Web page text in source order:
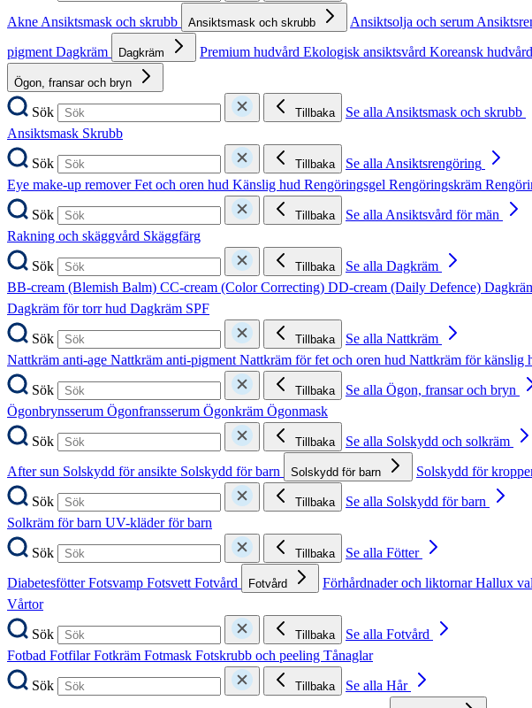
Akne Ansiktsmask och skrubb Ansiktsmask och skrubb Ansiktsolja och serum
pigment Dagkräm Dagkräm Premium hudvård Ekologisk ansiktsvård Koreansk hudvård
Ögon, fransar och bryn
Sök Tillbaka
Se alla Ansiktsmask och skrubb
Ansiktsmask Skrubb
Sök
Tillbaka
Se alla Ansiktsrengöring
Eye make-up removerFet och oren hud Känslig hud Rengöringsgel Rengöringskräm
Sök
Tillbaka
Se alla Ansiktsvård för män
Rakning och skäggvård Skäggfärg
Sök
Tillbaka
Se alla Dagkräm
BB-cream (Blemish Balm) CC-cream (Color Correcting) DD-cream (Daily Defence)
Dagkräm för torr hud Dagkräm SPF
Sök
Tillbaka
Se alla Nattkräm
Nattkräm anti-age Nattkräm anti-pigment Nattkräm för fet och oren hud Nattkräm för känslig
Sök
Tillbaka
Se alla Ögon, fransar och bryn
Ögonbrynsserum Ögonfransserum Ögonkräm Ögonmask
Sök
Tillbaka
Se alla Solskydd och solkräm
After sun Solskydd för ansikte Solskydd för barn Solskydd för barn Solskydd för
Sök
Tillbaka
Se alla Solskydd för barn
Solkräm för barn UV-kläder för barn
Sök
Tillbaka
Se alla Fötter
DiabetesfötterFotsvamp Fotsvett Fotvård Fotvård Förhårdnader och liktornarHallux
Vårtor
Sök
Tillbaka
Se alla Fotvård
Fotbad FotfilarFotkräm Fotmask Fotskrubb och peeling Tånaglar
Sök
Tillbaka
Se alla Hår